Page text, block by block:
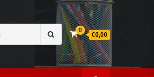
naar:
0
€0,00